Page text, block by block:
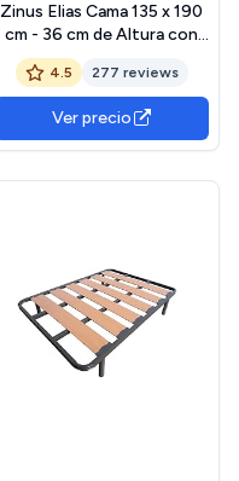
Zinus Elias Cama 135 x 190
cm - 36 cm de Altura con
Almacenamiento Debajo de
la Cama - Marco de
Plataforma de Metal -
Negro
4.5 277 reviews
Ver precio